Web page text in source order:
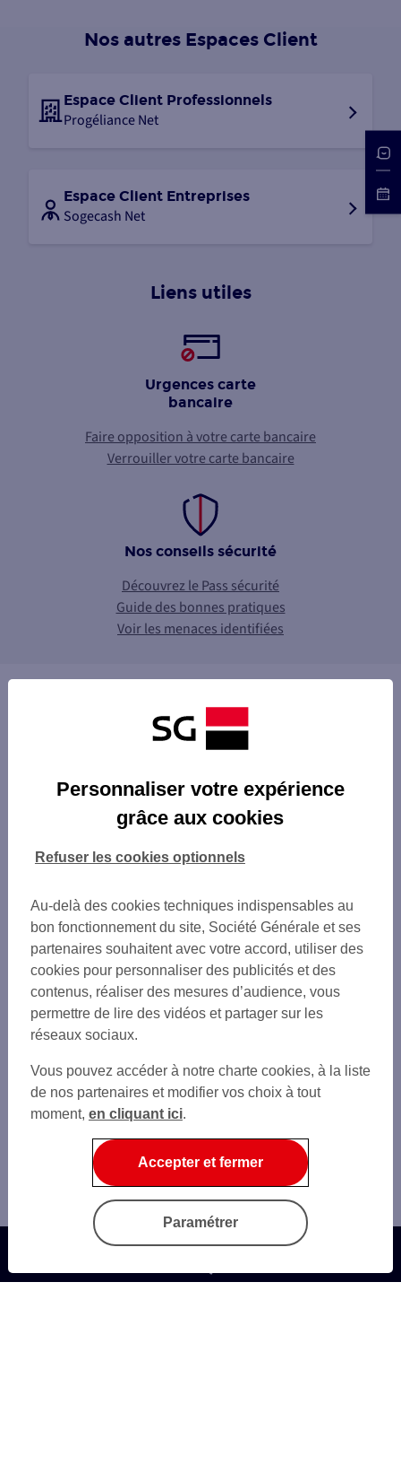
Nos autres Espaces Client
Espace Client Professionnels
Progéliance Net
Espace Client Entreprises
Sogecash Net
Liens utiles
Urgences carte
bancaire
Faire opposition à votre carte bancaire
Verrouiller votre carte bancaire
Nos conseils sécurité
Découvrez le Pass sécurité
Guide des bonnes pratiques
Voir les menaces identifiées
Personnaliser votre expérience
grâce aux cookies
Au-delà des cookies techniques indispensables au
bon fonctionnement du site, Société Générale et ses
partenaires souhaitent avec votre accord, utiliser des
cookies pour personnaliser des publicités et des
contenus, réaliser des mesures d’audience, vous
permettre de lire des vidéos et partager sur les
réseaux sociaux.
Vous pouvez accéder à notre charte cookies, à la liste
de nos partenaires et modifier vos choix à tout
moment, en cliquant ici.
Refuser les cookies optionnels
Accepter et fermer
Paramétrer